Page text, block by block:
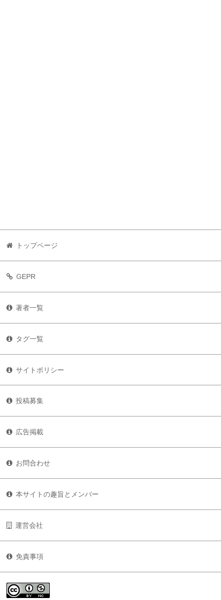
トップページ
GEPR
著者一覧
タグ一覧
サイトポリシー
投稿募集
広告掲載
お問合わせ
本サイトの趣旨とメンバー
運営会社
免責事項